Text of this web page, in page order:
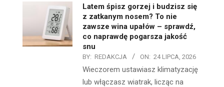
Latem śpisz gorzej i budzisz się
z zatkanym nosem? To nie
zawsze wina upałów – sprawdź,
co naprawdę pogarsza jakość
snu
BY: REDAKCJA ON: 24 LIPCA, 2026
Wieczorem ustawiasz klimatyzację
lub włączasz wiatrak, licząc na